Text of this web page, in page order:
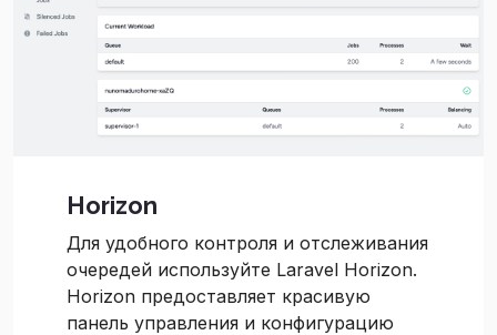
Horizon
Для удобного контроля и отслеживания
очередей используйте Laravel Horizon.
Horizon предоставляет красивую
панель управления и конфигурацию